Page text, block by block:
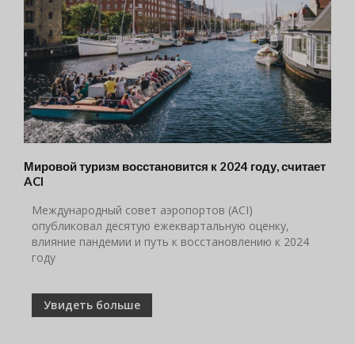
Мировой туризм восстановится к 2024 году, считает
ACI
Международный совет аэропортов (ACI)
опубликовал десятую ежеквартальную оценку,
влияние пандемии и путь к восстановлению к 2024
году
Увидеть больше